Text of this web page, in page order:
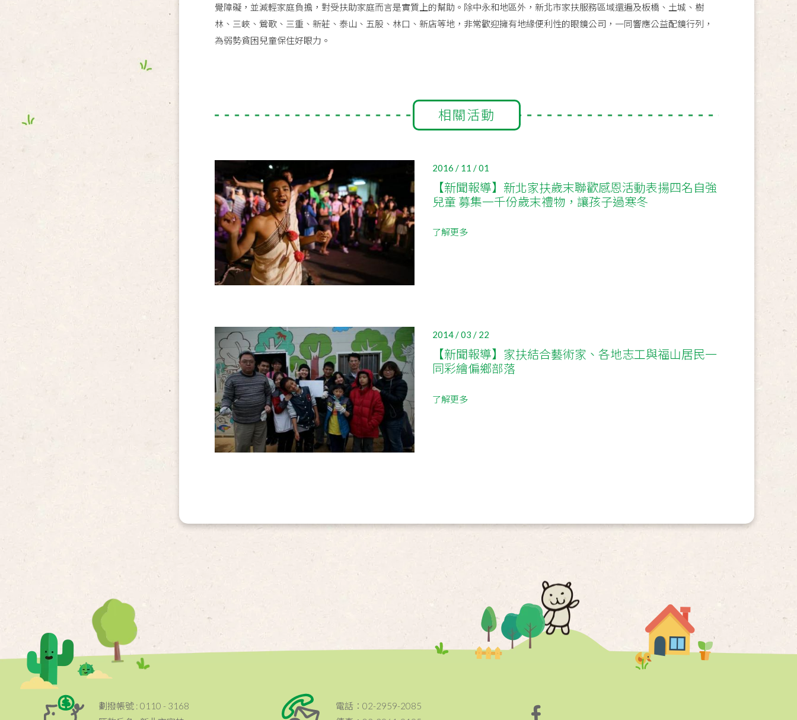
覺障礙，並減輕家庭負擔，對受扶助家庭而言是實質上的幫助。除中永和地區外，新北市家扶服務區域還遍及板橋、土城、樹
林、三峽、鶯歌、三重、新莊、泰山、五股、林口、新店等地，非常歡迎擁有地緣便利性的眼鏡公司，一同響應公益配鏡行列，
為弱勢貧困兒童保住好眼力。
相關活動
2016 / 11 / 01
【新聞報導】新北家扶歲末聯歡感恩活動表揚四名自強
兒童 募集一千份歲末禮物，讓孩子過寒冬
了解更多
2014 / 03 / 22
【新聞報導】家扶結合藝術家、各地志工與福山居民一
同彩繪偏鄉部落
了解更多
劃撥帳號 : 0110 - 3168
電話：02-2959-2085